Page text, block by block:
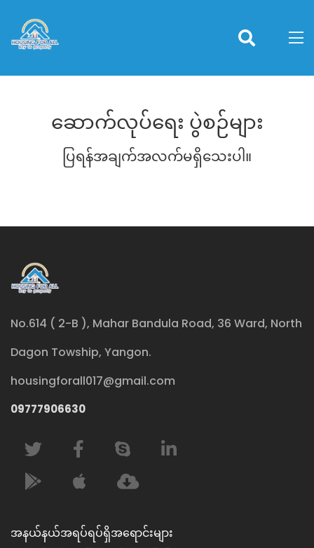
ဆောက်လုပ်ရေး ပွဲစဉ်များ
ပြရန်အချက်အလက်မရှိသေးပါ။
No.614 ( 2-B ), Mahar Bandula Road, 36 Ward, North
Dagon Towship, Yangon.
housingforall017@gmail.com
09777906630
အနယ်နယ်အရပ်ရပ်ရှိအရောင်းများ